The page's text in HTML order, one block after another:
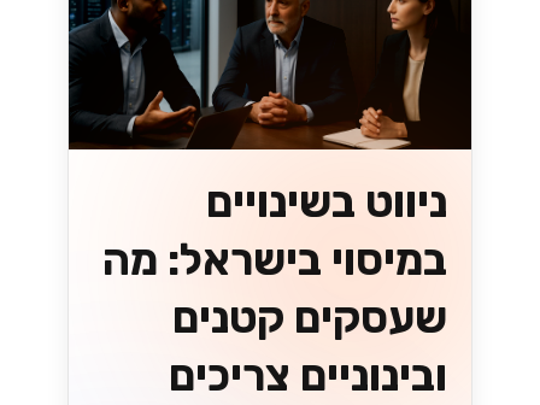
ניווט בשינויים
במיסוי בישראל: מה
שעסקים קטנים
ובינוניים צריכים